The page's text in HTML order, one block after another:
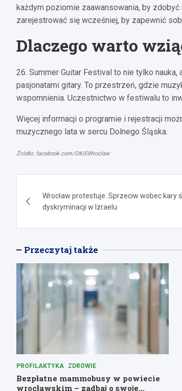
każdym poziomie zaawansowania, by
zarejestrować się wcześniej, by zapewnić
Dlaczego warto
26. Summer Guitar Festival to nie tylko
pasjonatami gitary. To przestrzeń, gdzie
wspomnienia. Uczestnictwo w festiwalu to
Więcej informacji o programie i rejestracji
muzycznego lata w sercu Dolnego Śląska.
Źródło: facebook.com/OKiSWroclaw
wpisu
Wrocław protestuje: Sprzeciw wobec kary
dyskryminacji w Izraelu
Przeczytaj także
PROFILAKTYKA ZDROWIE
Bezpłatne mammobusy w powiecie
wrocławskim – zadbaj o swoje